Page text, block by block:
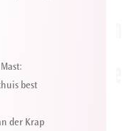
best
der Krap